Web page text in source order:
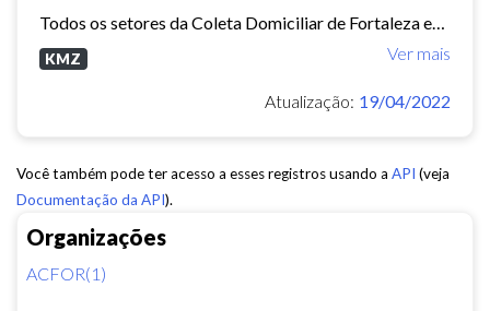
Organizações
ACFOR(1)
Ver mais
KMZ
Atualização: 19/04/2022
Você também pode ter acesso a esses registros usando a API (veja
Documentação da API).